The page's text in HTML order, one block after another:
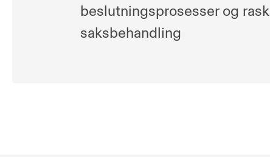
beslutningsprosesser og rask
saksbehandling